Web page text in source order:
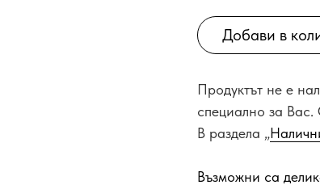
Добави в
Продуктът не е
специално за
В раздела „
Възможни са